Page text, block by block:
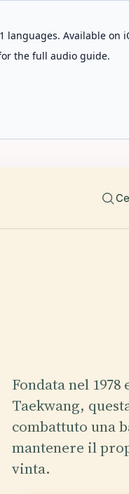
languages. Available on
the full audio guide.
Fondata nel
Taekwang,
combattuto una
mantenere il
vinta.